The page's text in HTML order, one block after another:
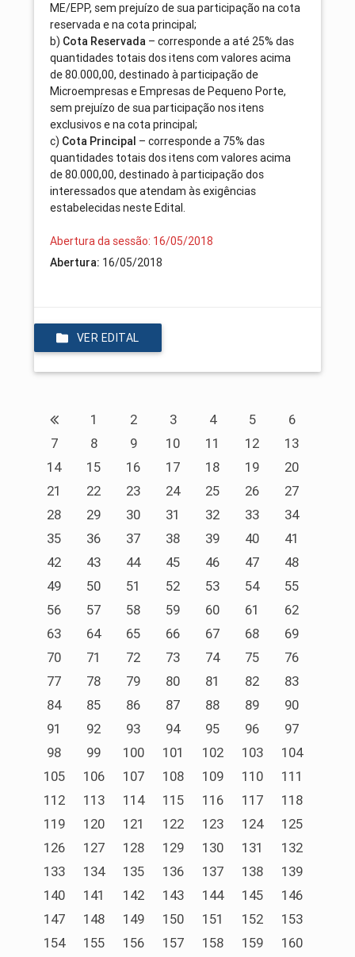
ME/EPP, sem prejuízo de sua participação na cota
reservada e na cota principal;
b) Cota Reservada – corresponde a até 25% das
quantidades totais dos itens com valores acima
de 80.000,00, destinado à participação de
Microempresas e Empresas de Pequeno Porte,
sem prejuízo de sua participação nos itens
exclusivos e na cota principal;
c) Cota Principal – corresponde a 75% das
quantidades totais dos itens com valores acima
de 80.000,00, destinado à participação dos
interessados que atendam às exigências
estabelecidas neste Edital.
Abertura da sessão: 16/05/2018
Abertura: 16/05/2018
VER EDITAL
1 2 3 4 5
6
7
8 9 10 11 12
13
14
15 16 17 18 19
20
21
22 23 24 25 26
27
28
29 30 31 32 33
34
35
36 37 38 39 40
41
42
43 44 45 46 47
48
49
50 51 52 53 54
55
56
57 58 59 60 61
62
63
64 65 66 67 68
69
70
71 72 73 74 75
76
77
78 79 80 81 82
83
84
85 86 87 88 89
90
91
92 93 94 95 96
97
98
99 100 101 102 103
104
105
106 107 108 109 110
111
112
113 114 115 116 117
118
119
120 121 122 123 124
125
126
127 128 129 130 131
132
133
134 135 136 137 138
139
140
141 142 143 144 145
146
147
148 149 150 151 152
153
154
155 156 157 158 159
160